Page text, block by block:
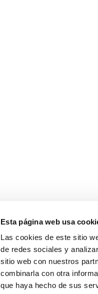
Esta página web usa
Las cookies de este sitio
de redes sociales y
sitio web con nuestros
combinarla con otra
que haya hecho de sus